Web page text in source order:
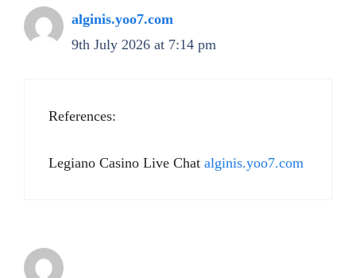
alginis.yoo7.com
9th July 2026 at 7:14 pm
References:
Legiano Casino Live Chat alginis.yoo7.com